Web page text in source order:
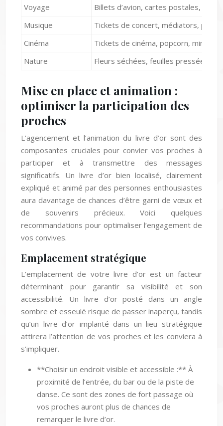
Voyage
Billets d’avion, cartes postales,
Musique
Tickets de concert, médiators,
Cinéma
Tickets de cinéma, popcorn, mini-
Nature
Fleurs séchées, feuilles pressées,
Mise en place et animation :
optimiser la participation des
proches
L’agencement et l’animation du livre d’or sont des
composantes cruciales pour convier vos proches à
participer et à transmettre des messages
significatifs. Un livre d’or bien localisé, clairement
expliqué et animé par des personnes enthousiastes
aura davantage de chances d’être garni de vœux et
de souvenirs précieux. Voici quelques
recommandations pour optimaliser l’engagement de
vos convives.
Emplacement stratégique
L’emplacement de votre livre d’or est un facteur
déterminant pour garantir sa visibilité et son
accessibilité. Un livre d’or posté dans un angle
sombre et esseulé risque de passer inaperçu, tandis
qu’un livre d’or implanté dans un lieu stratégique
attirera l’attention de vos proches et les conviera à
s’impliquer.
**Choisir un endroit visible et accessible :** À
proximité de l’entrée, du bar ou de la piste de
danse. Ce sont des zones de fort passage où
vos proches auront plus de chances de
remarquer le livre d’or.